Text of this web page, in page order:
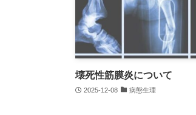
壊死性筋膜炎について
2025-12-08 病態生理